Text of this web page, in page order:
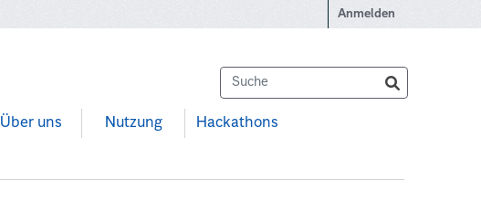
Anmelden
Über uns Nutzung Hackathons